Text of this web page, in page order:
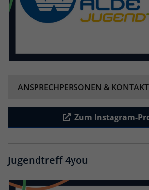
ANSPRECHPERSONEN & KONTAKT
Zum Instagram-
Jugendtreff 4you